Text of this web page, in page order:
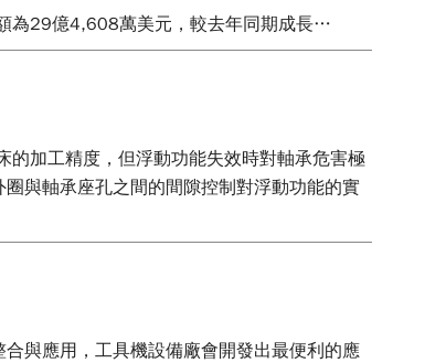
為29億4,608萬美元，較去年同期成長
萬美元，成長56.7%。
件產業競爭力，本研究將藉由分析近三年
的加工精度，但浮動功能失效時對軸承危害極
與軸承座孔之間的間隙控制對浮動功能的實
與應用，工具機設備廠會開發出最便利的應